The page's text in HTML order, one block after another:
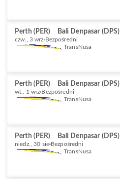
Perth (PER) Bali Denpasar (DPS)
czw., 3 wrz Bezpośredni
TransNusa
Perth (PER) Bali Denpasar (DPS)
wt., 1 wrz Bezpośredni
TransNusa
Perth (PER) Bali Denpasar (DPS)
niedz., 30 sie Bezpośredni
TransNusa